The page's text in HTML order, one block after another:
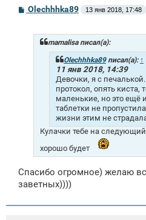
С
о
Olechhhka89 13 янв 2018, 17:48
mamalisa писал(а):
Olechhhka89писал(а): ↑
11 янв 2018, 14:39
Девочки, я с
протокол, опять киста,
маленькие, но это ещё
таблетки не
жизни этим не
Кулачки тебе на
хорошо будет
Спасибо огромное) желаю
заветных))))